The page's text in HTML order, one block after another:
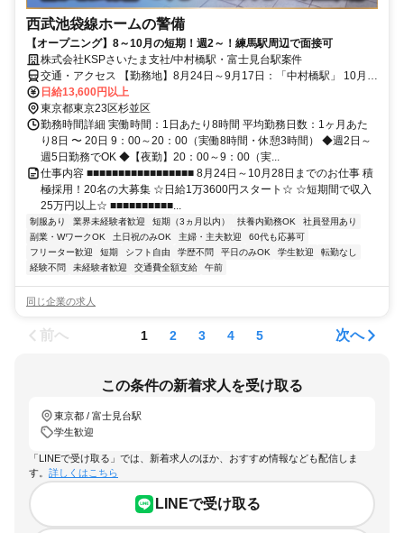
西武池袋線ホームの警備
【オープニング】8～10月の短期！週2～！練馬駅周辺で面接可
株式会社KSPさいたま支社/中村橋駅・富士見台駅案件
交通・アクセス 【勤務地】8月24日～9月17日：「中村橋駅」 10月5
日～10月28日：「富士見台駅」/ 東京都練馬区
日給13,600円以上
東京都東京23区杉並区
勤務時間詳細 実働時間：1日あたり8時間 平均勤務日数：1ヶ月あた
り8日 〜 20日 9：00～20：00（実働8時間・休憩3時間） ◆週2日～
週5日勤務でOK ◆【夜勤】20：00～9：00（実...
仕事内容 ■■■■■■■■■■■■■■■■■ 8月24日～10月28日までのお仕事 積
極採用！20名の大募集 ☆日給1万3600円スタート☆ ☆短期間で収入
25万円以上☆ ■■■■■■■■■■...
制服あり 業界未経験者歓迎 短期（3ヵ月以内） 扶養内勤務OK
社員登用あり
副業・WワークOK
土日祝のみOK 主婦・主夫歓迎
60代も応募可
フリーター歓迎
短期 シフト自由 学歴不問 平日のみOK 学生歓迎
転勤なし
経験不問
未経験者歓迎 交通費全額支給 午前
同じ企業の求人
前へ 1 2 3 4 5 次へ
この条件の新着求人を受け取る
東京都 / 富士見台駅
学生歓迎
「LINEで受け取る」では、新着求人のほか、おすすめ情報なども配信しま
す。 詳しくはこちら
LINEで受け取る